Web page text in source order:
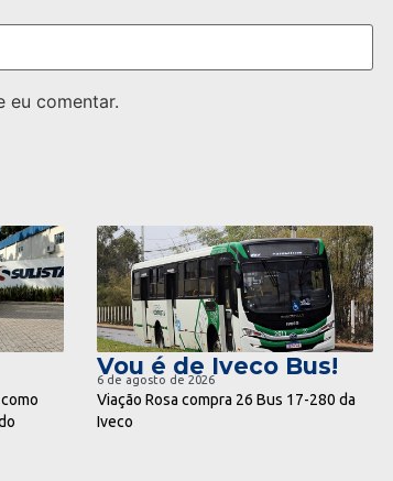
eu comentar.
ir para notícia
Vou é de Iveco Bus!
6 de agosto de 2026
Viação Rosa compra 26 Bus 17-280 da
Iveco